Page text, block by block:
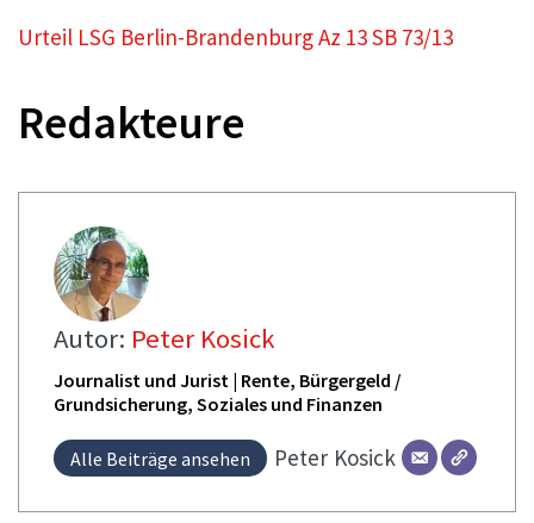
Urteil LSG Berlin-Brandenburg Az 13 SB 73/13
Redakteure
Autor: Peter Kosick
Journalist und Jurist | Rente, Bürgergeld /
Grundsicherung, Soziales und Finanzen
Alle Beiträge ansehen Peter Kosick